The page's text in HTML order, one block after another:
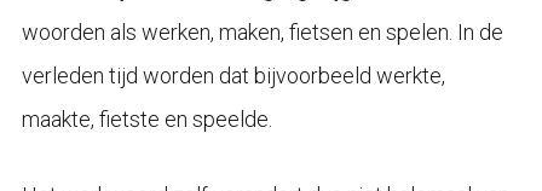
woorden als werken, maken, fietsen en spelen. In de
verleden tijd worden dat bijvoorbeeld werkte,
maakte, fietste en speelde.